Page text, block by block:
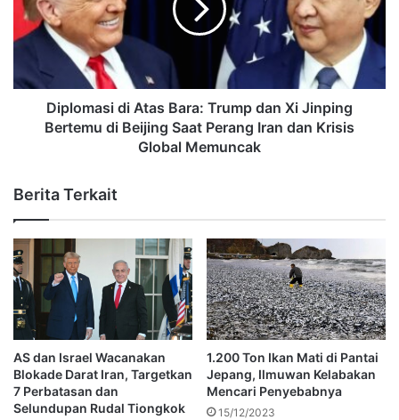
Diplomasi di Atas Bara: Trump dan Xi Jinping
Bertemu di Beijing Saat Perang Iran dan Krisis
Global Memuncak
Berita Terkait
AS dan Israel Wacanakan
Blokade Darat Iran, Targetkan
7 Perbatasan dan
Selundupan Rudal Tiongkok
1.200 Ton Ikan Mati di Pantai
Jepang, Ilmuwan Kelabakan
Mencari Penyebabnya
15/12/2023